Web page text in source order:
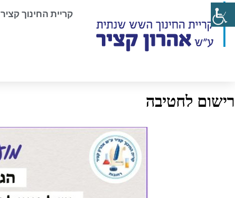
קריית החינוך קציר
רישום לחטיבה